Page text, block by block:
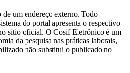
de um endereço externo. Todo
do portal apresenta o respectivo
sítio oficial. O Cosif Eletrônico é um
da pesquisa nas práticas laborais,
não substitui o publicado no